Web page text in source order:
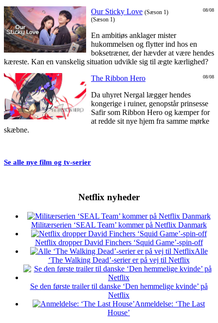
08/08
Our Sticky Love (Sæson 1)
(Sæson 1)
En ambitiøs anklager mister
hukommelsen og flytter ind hos en
boksetræner, der hævder at være hendes
kæreste. Kan en vanskelig situation udvikle sig til ægte kærlighed?
08/08
The Ribbon Hero
Da uhyret Nergal lægger hendes
kongerige i ruiner, genopstår prinsesse
Safir som Ribbon Hero og kæmper for
at redde sit nye hjem fra samme mørke
skæbne.
Se alle nye film og tv-serier
Netflix nyheder
Militærserien ‘SEAL Team’ kommer på Netflix Danmark
Netflix dropper David Finchers ‘Squid Game’-spin-off
Alle
‘The Walking Dead’-serier er på vej til Netflix
Se den første trailer til danske ‘Den hemmelige kvinde’ på
Netflix
Anmeldelse: ‘The Last
House’